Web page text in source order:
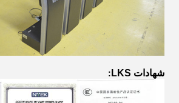
شهادات LKS :